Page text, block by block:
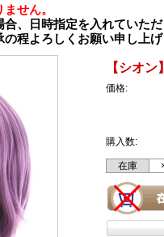
せん。
、日時指定を入れていた
程よろしくお願い申し上げ
【シオ
価格:
購入数:
在庫